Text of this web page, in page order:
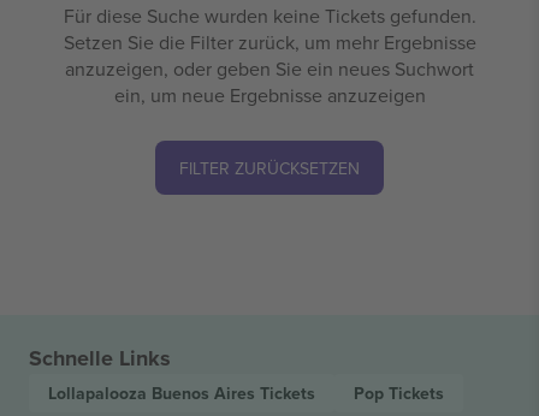
Für diese Suche wurden keine Tickets gefunden.
Setzen Sie die Filter zurück, um mehr Ergebnisse
anzuzeigen, oder geben Sie ein neues Suchwort
ein, um neue Ergebnisse anzuzeigen
FILTER ZURÜCKSETZEN
Schnelle Links
Lollapalooza Buenos Aires Tickets Pop Tickets